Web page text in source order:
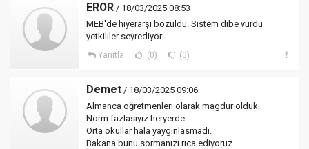
EROR / 18/03/2025 08:53
MEB'de hiyerarşi bozuldu. Sistem dibe vurdu
yetkililer seyrediyor.
Yanıtla (0) (0)
Demet / 18/03/2025 09:06
Almanca öğretmenleri olarak magdur olduk.
Norm fazlasıyız heryerde.
Orta okullar hala yaygınlasmadı.
Bakana bunu sormanızı rıca ediyoruz.